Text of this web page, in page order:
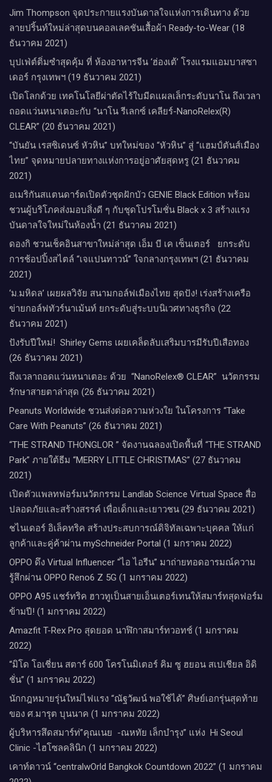
Jim Thompson จุดประกายแรงบันดาลใจแห่งการเดินทาง ด้วย
ลายปริ้นท์ใหม่ล่าสุดบนคอลเลคชันเสื้อผ้า Ready-to-Wear (18
ธันวาคม 2021)
บุปเฟ่ต์ติ่มซำสุดคุ้ม ที่ ห้อง​อาหารจีน​ ‘ฮ่องเต้’ โรงแรม​แอม​บาส​ซา​
เดอร์​ กรุงเทพฯ​ (19 ธันวาคม 2021)
เปิดโลกด้วย เทคโนโลยีผ่าตัดไร้ใบมีดแผลเล็กระดับนาโน ถึงเวลา
ถอดแว่นหนาเตอะกับ “นาโน รีเลกซ์ เคลียร์-NanoRelex(R)
CLEAR” (20 ธันวาคม 2021)
“บันยัน เรสซิเดนซ์ หัวหิน” บทใหม่ของ “หัวหิน” สู่ “แฮมป์ตันส์เมือง
ไทย” จุดหมายปลายทางแห่งการอยู่อาศัยสุดหรู (21 ธันวาคม
2021)
อเมริกันสแตนดาร์ดเปิดตัวชุดฝักบัว GENIE Black Edition พร้อม
ชวนผู้บริโภคส่งมอบสิ่งดี ๆ กับชุดโปรโมชั่น Black x 3 สร้างแรง
บันดาลใจใหม่ในห้องน้ำ (21 ธันวาคม 2021)
ดองกิ ชวนเช็คอินสาขาใหม่ล่าสุด เอ็ม บี เค เซ็นเตอร์ ยกระดับ
การช้อปปิ้งสไตล์ “เจแปนทาวน์” ใจกลางกรุงเทพฯ (21 ธันวาคม
2021)
‘ม.มหิดล’ เผยผลวิจัย สนามกอล์ฟเมืองไทย สุดปัง! เร่งสร้างเครือ
ข่ายกอล์ฟทัวร์นาเม้นท์ ยกระดับสู่ระบบนิเวศทางธุรกิจ (22
ธันวาคม 2021)
ปังรับปีใหม่​! ​ Shirley Gems เผยเคล็ดลับ​เสริมบารมีรับปีเสือทอง
(26 ธันวาคม 2021)
ถึงเวลาถอดแว่นหนาเตอะ ด้วย “NanoRelex® CLEAR” นวัตกรรม
รักษาสายตาล่าสุด (26 ธันวาคม 2021)
Peanuts Worldwide ชวนส่งต่อความห่วงใย​ ​ในโครงการ “Take
Care With Peanuts” (26 ธันวาคม 2021)
“THE STRAND THONGLOR ” จัดงานฉลองเปิดพื้นที่ “THE STRAND
Park” ภายใต้ธีม “MERRY LITTLE CHRISTMAS” (27 ธันวาคม
2021)
เปิดตัวแพลทฟอร์มนวัตกรรม Landlab Science Virtual Space สื่อ
ปลอดภัยและสร้างสรรค์ เพื่อเด็กและเยาวชน (29 ธันวาคม 2021)
ชไนเดอร์ อิเล็คทริค สร้างประสบการณ์ดิจิทัลเฉพาะบุคคล ให้แก่
ลูกค้าและคู่ค้าผ่าน mySchneider Portal (1 มกราคม 2022)
OPPO ดึง Virtual Influencer “ไอ ไอรีน” มาถ่ายทอดอารมณ์ความ
รู้สึกผ่าน OPPO Reno6 Z 5G (1 มกราคม 2022)
OPPO A95 แชร์ทริค ฮาวทูเป็นสายเอ็นเตอร์เทนให้สมาร์ทสุดฟอร์ม
ข้ามปี! (1 มกราคม 2022)
Amazfit T-Rex Pro สุดยอด นาฬิกาสมาร์ทวอทช์ (1 มกราคม
2022)
“มิโด โอเชี่ยน สตาร์ 600 โครโนมิเตอร์ คิม ซู ฮยอน สเปเชียล อิดิ
ชั่น” (1 มกราคม 2022)
นักกฎหมายรุ่นใหม่ไฟแรง “ณัฐวัฒน์ พอใช้ได้” ศิษย์เอกรุ่นสุดท้าย
ของ ศ.มารุต บุนนาค (1 มกราคม 2022)
ผู้บริหารสึดสมาร์ท่”คุณเนย -ณหทัย เล็กบำรุง” แห่ง Hi Seoul
Clinic -ไฮโซลคลินิก (1 มกราคม 2022)
เคาท์ดาวน์​ “centralwOrld Bangkok Countdown 2022” (1 มกราคม